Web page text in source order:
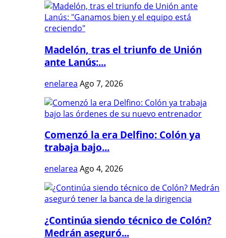
Madelón, tras el triunfo de Unión
ante Lanús:...
enelarea Ago 7, 2026
Comenzó la era Delfino: Colón ya
trabaja bajo...
enelarea Ago 4, 2026
¿Continúa siendo técnico de Colón?
Medrán aseguró...